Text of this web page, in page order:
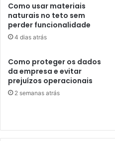
Como usar materiais
naturais no teto sem
perder funcionalidade
4 dias atrás
Como proteger os dados
da empresa e evitar
prejuízos operacionais
2 semanas atrás